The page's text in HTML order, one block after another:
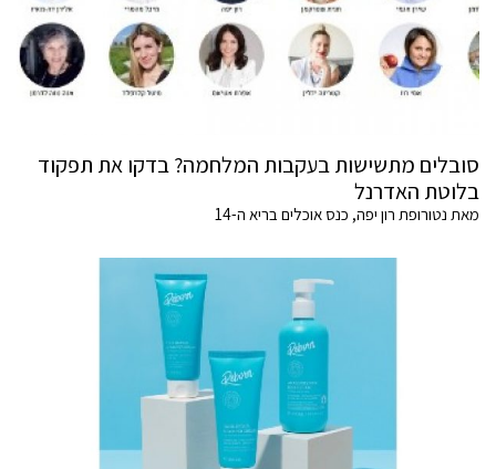
סובלים מתשישות בעקבות המלחמה? בדקו את תפקוד
בלוטת האדרנל
מאת נטורופת רון יפה, כנס אוכלים בריא ה-14